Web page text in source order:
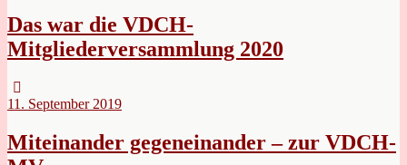
Das war die VDCH-
Mitgliederversammlung 2020
11. September 2019
Miteinander gegeneinander – zur VDCH-